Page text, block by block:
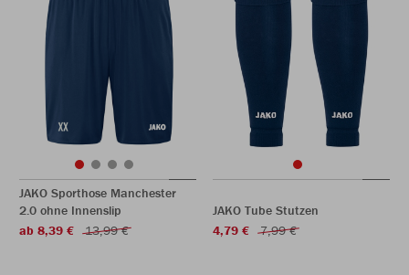
JAKO Sporthose Manchester
2.0 ohne Innenslip
ab 8,39 €
13,99 €
JAKO Tube Stutzen
4,79 €
7,99 €